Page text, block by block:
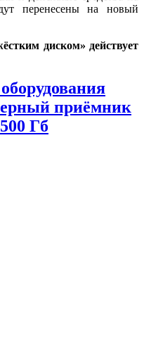
перенесены на новый
диском» действует
приёмник
Гб